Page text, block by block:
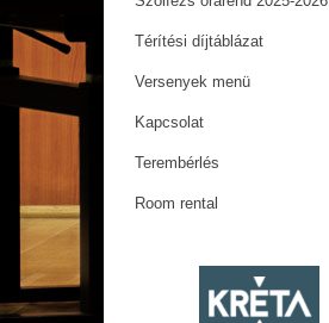
Térítési díjtáblázat
Versenyek menü
Kapcsolat
Terembérlés
Room rental